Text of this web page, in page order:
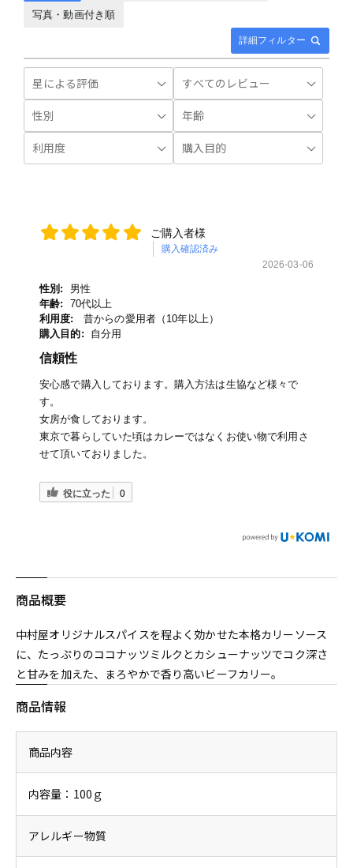
詳細フィルター
写真・動画付き順
ご購入者様
購入確認済み
2026-03-06
性別:
男性
年齢:
70代以上
利用度:
昔からの愛用者（10年以上）
購入目的:
自分用
信頼性
安心感で購入しております。購入方法は生協など様々で
す。
女房が食しております。
東京で暮らしていた頃はカレーではなくお使い物で利用さ
せて頂いておりました。
役に立った 0
商品概要
中村屋オリジナルスパイスを程よく効かせた本格カリーソース
に、たっぷりのココナッツミルクとカシューナッツでコク深さ
と甘みを加えた、まろやかで香り高いビーフカリー。
商品情報
商品内容
内容量：100ｇ
アレルギー物質